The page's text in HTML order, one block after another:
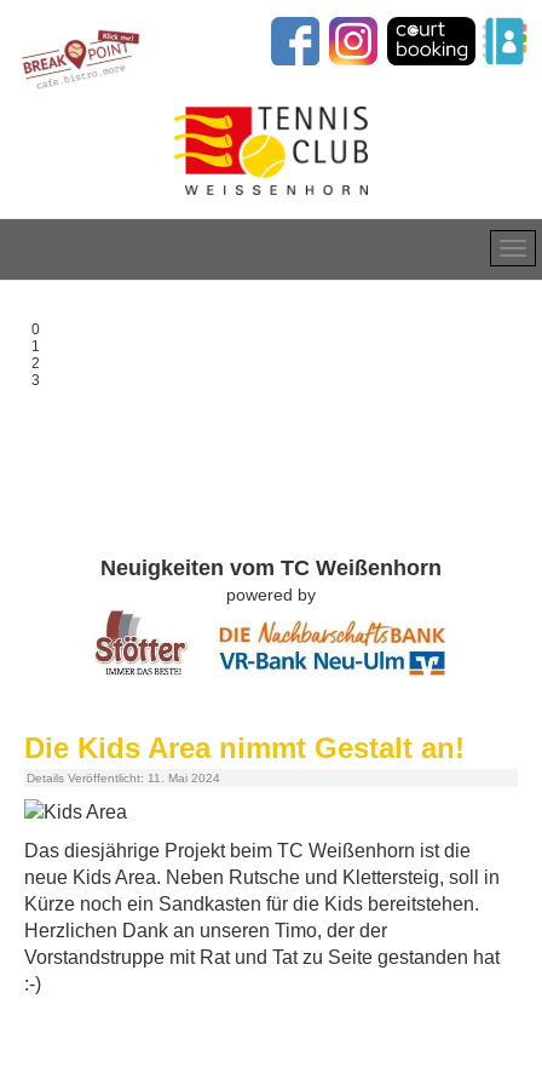
0
1
2
3
Neuigkeiten vom TC Weißenhorn
powered by
Die Kids Area nimmt Gestalt an!
Details Veröffentlicht: 11. Mai 2024
Das diesjährige Projekt beim TC Weißenhorn ist die
neue Kids Area. Neben Rutsche und Klettersteig, soll in
Kürze noch ein Sandkasten für die Kids bereitstehen.
Herzlichen Dank an unseren Timo, der der
Vorstandstruppe mit Rat und Tat zu Seite gestanden hat
:-)